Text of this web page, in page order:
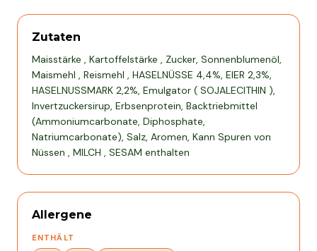
Zutaten
Maisstärke , Kartoffelstärke , Zucker, Sonnenblumenöl,
Maismehl , Reismehl , HASELNÜSSE 4,4%, EIER 2,3%,
HASELNUSSMARK 2,2%, Emulgator ( SOJALECITHIN ),
Invertzuckersirup, Erbsenprotein, Backtriebmittel
(Ammoniumcarbonate, Diphosphate,
Natriumcarbonate), Salz, Aromen, Kann Spuren von
Nüssen , MILCH , SESAM enthalten
Allergene
ENTHÄLT